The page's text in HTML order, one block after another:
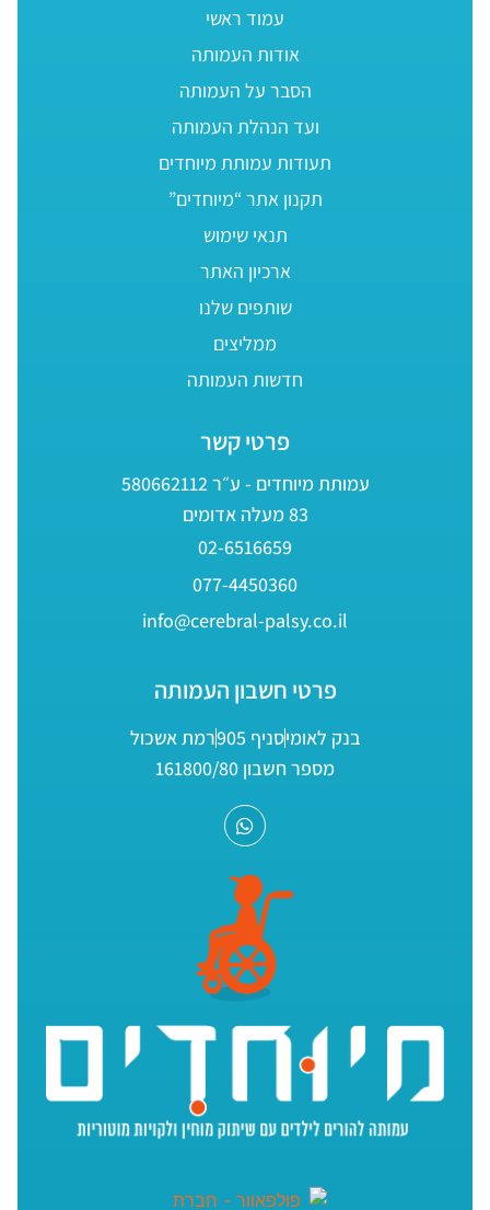
עמוד ראשי
אודות העמותה
הסבר על העמותה
ועד הנהלת העמותה
תעודות עמותת מיוחדים
תקנון אתר “מיוחדים”
תנאי שימוש
ארכיון האתר
שותפים שלנו
ממליצים
חדשות העמותה
פרטי קשר
עמותת מיוחדים - ע״ר 580662112
83 מעלה אדומים
02-6516659
077-4450360
info@cerebral-palsy.co.il
פרטי חשבון העמותה
בנק לאומיסניף 905
רמת אשכול
מספר חשבון 161800/80